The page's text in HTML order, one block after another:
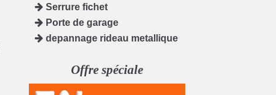
Serrure fichet
Porte de garage
depannage rideau metallique
Offre spéciale